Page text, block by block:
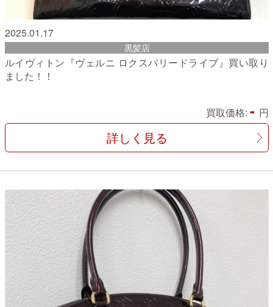
2025.01.17
黒髪店
ルイヴィトン『ヴェルニ ロクスバリードライブ』買い取り
ました！！
買取価格: - 円
詳しく見る